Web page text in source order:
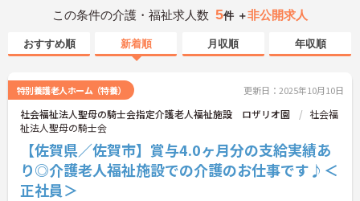
この条件の介護・福祉求人数 5件 ＋非公開求人
おすすめ順 新着順 月収順 年収順
特別養護老人ホーム（特養） 更新日：2025年10月10日
社会福祉法人聖母の騎士会指定介護老人福祉施設 ロザリオ園
社会福
祉法人聖母の騎士会
【佐賀県／佐賀市】賞与4.0ヶ月分の支給実績あ
り◎介護老人福祉施設での介護のお仕事です♪＜
正社員＞